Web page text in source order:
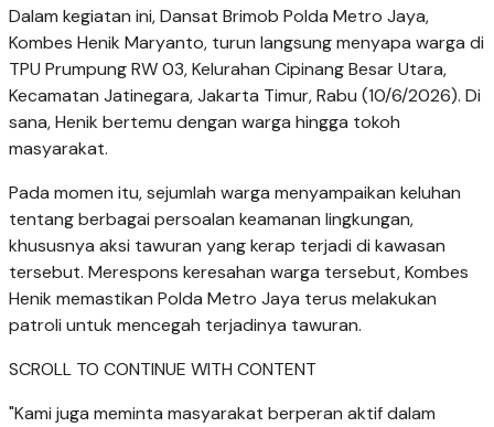
Dalam kegiatan ini, Dansat Brimob Polda Metro Jaya,
Kombes Henik Maryanto, turun langsung menyapa warga di
TPU Prumpung RW 03, Kelurahan Cipinang Besar Utara,
Kecamatan Jatinegara, Jakarta Timur, Rabu (10/6/2026). Di
sana, Henik bertemu dengan warga hingga tokoh
masyarakat.
Pada momen itu, sejumlah warga menyampaikan keluhan
tentang berbagai persoalan keamanan lingkungan,
khususnya aksi tawuran yang kerap terjadi di kawasan
tersebut. Merespons keresahan warga tersebut, Kombes
Henik memastikan Polda Metro Jaya terus melakukan
patroli untuk mencegah terjadinya tawuran.
SCROLL TO CONTINUE WITH CONTENT
"Kami juga meminta masyarakat berperan aktif dalam